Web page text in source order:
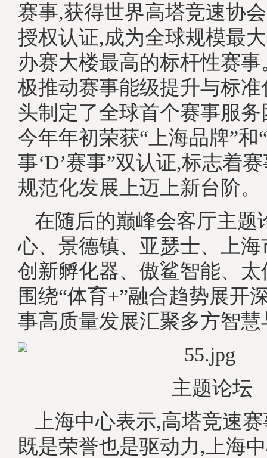
赛事,获得世界高塔竞速协
授权认证,成为全球规模最
办赛大楼最高的标杆性赛
极推动赛事能级提升与标
头制定了全球首个赛事服
今年年初荣获“上海品牌”和
事‘D’赛事”双认证,标志着
规范化发展上迈上新台阶。
在随后的巅峰会客厅主题
心、景德镇、亚瑟士、上
创新孵化器、傲鲨智能、
围绕“体育+”融合趋势展开
事高质量发展汇聚多方智慧
主题论坛
上海中心表示,高塔竞速
既是荣誉也是驱动力,上海